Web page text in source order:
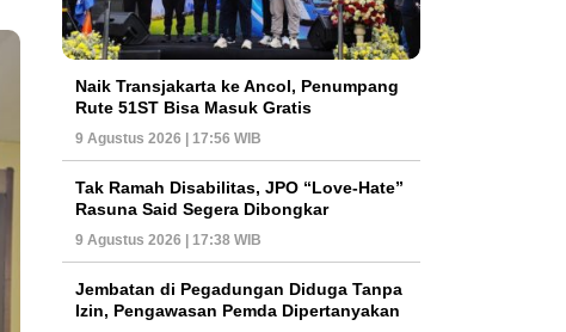
Naik Transjakarta ke Ancol, Penumpang
Rute 51ST Bisa Masuk Gratis
9 Agustus 2026 | 17:56 WIB
Tak Ramah Disabilitas, JPO “Love-Hate”
Rasuna Said Segera Dibongkar
9 Agustus 2026 | 17:38 WIB
Jembatan di Pegadungan Diduga Tanpa
Izin, Pengawasan Pemda Dipertanyakan